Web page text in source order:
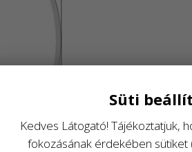
Süti
Kedves Látogató! Tájékoztatjuk,
fokozásának érdekében sütiket